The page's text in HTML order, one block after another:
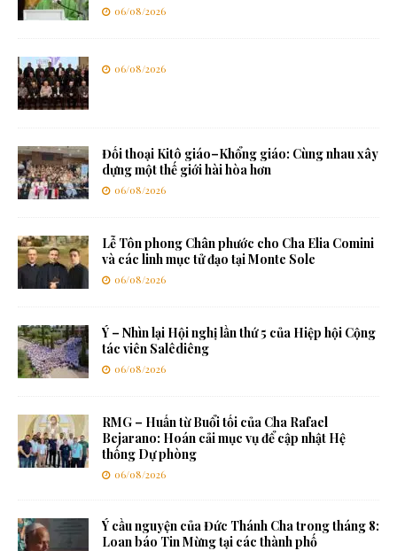
06/08/2026
06/08/2026
Đối thoại Kitô giáo–Khổng giáo: Cùng nhau xây
dựng một thế giới hài hòa hơn
06/08/2026
Lễ Tôn phong Chân phước cho Cha Elia Comini
và các linh mục tử đạo tại Monte Sole
06/08/2026
Ý – Nhìn lại Hội nghị lần thứ 5 của Hiệp hội Cộng
tác viên Salêdiêng
06/08/2026
RMG – Huấn từ Buổi tối của Cha Rafael
Bejarano: Hoán cải mục vụ để cập nhật Hệ
thống Dự phòng
06/08/2026
Ý cầu nguyện của Đức Thánh Cha trong tháng 8:
Loan báo Tin Mừng tại các thành phố